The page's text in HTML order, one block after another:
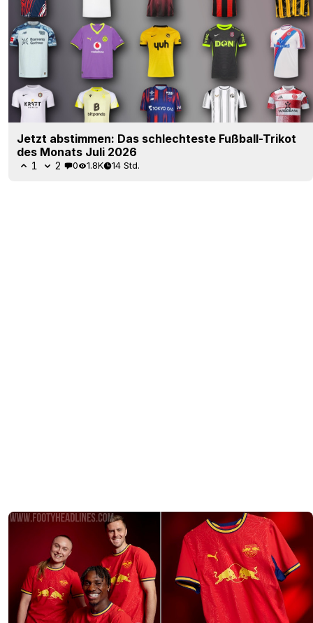
Jetzt abstimmen: Das schlechteste Fußball-Trikot
des Monats Juli 2026
1 2 0 1.8K 14 Std.